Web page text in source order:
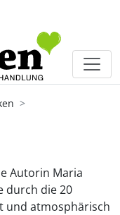
Autorin Maria
durch die 20
und atmosphärisch